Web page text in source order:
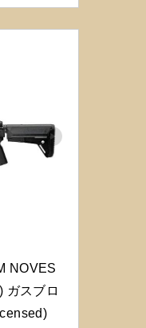
NOVES
ガスブロ